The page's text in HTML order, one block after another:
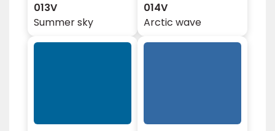
013V
Summer sky
014V
Arctic wave